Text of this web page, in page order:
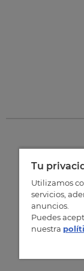
Tu
Utilizamos
servicios,
anuncios.
Puedes
nuestra